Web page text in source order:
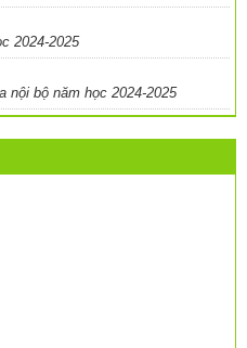
2024-2025
nội bộ năm học 2024-2025